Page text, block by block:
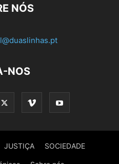
NÓS
NOS
JUSTIÇA SOCIEDADE